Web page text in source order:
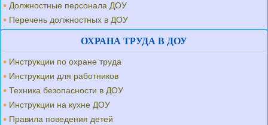
Должностные персонала ДОУ
Перечень должностных в ДОУ
ОХРАНА ТРУДА В ДОУ
Инструкции по охране труда
Инструкции для работников
Техника безопасности в ДОУ
Инструкции на кухне ДОУ
Правила поведения детей